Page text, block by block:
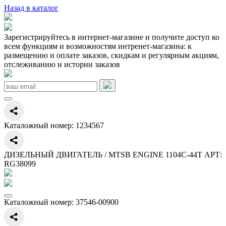
Назад в каталог
Зарегистрируйтесь в интернет-магазине и получите доступ ко
всем функциям и возможностям интренет-магазина: к
размещению и оплате заказов, скидкам и регулярным акциям,
отслеживанию и истории заказов
Каталожный номер: 1234567
ДИЗЕЛЬНЫЙ ДВИГАТЕЛЬ / MTSB ENGINE 1104C-44T АРТ:
RG38099
Каталожный номер: 37546-00900